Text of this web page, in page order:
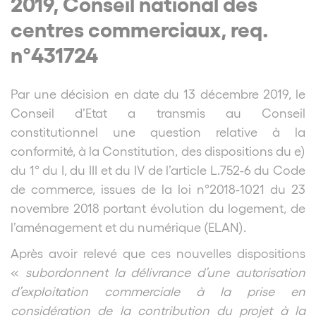
centres commerciaux, req.
n°431724
Par une décision en date du 13 décembre 2019, le
Conseil d’Etat a transmis au Conseil
constitutionnel une question relative à la
conformité, à la Constitution, des dispositions du e)
du 1° du I, du III et du IV de l’article L.752-6 du Code
de commerce, issues de la loi n°2018-1021 du 23
novembre 2018 portant évolution du logement, de
l’aménagement et du numérique (ELAN).
Après avoir relevé que ces nouvelles dispositions
« subordonnent la délivrance d’une autorisation
d’exploitation commerciale à la prise en
considération de la contribution du projet à la